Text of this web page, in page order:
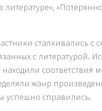
литературе»,
сталкивались
с литературой.
соответствия
жанр
успешно справились.